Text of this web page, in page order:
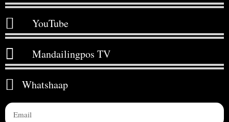
YouTube
Mandailingpos TV
Whatshaap